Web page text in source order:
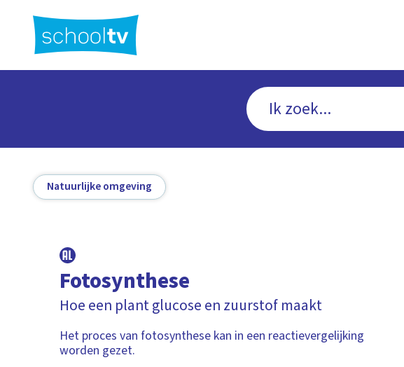
hoofdinhoud
Natuurlijke omgeving
Fotosynthese
Hoe een plant glucose en zuurstof maakt
Het proces van fotosynthese kan in een reactievergelijking
worden gezet.